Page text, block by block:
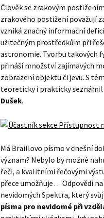
Člověk se zrakovým
zrakového postižení považují
vzniká značný informační
užitečným prostředkům při
astronomie. Tvorbu takových
přináší množství zajímavých
zobrazení objektu či jevu. S
teoreticky i prakticky seznámil
Dušek.
Má Braillovo písmo v dnešní
význam? Nebylo by možné
řeči, a kvalitními řečovými
přece umožňuje… Odpovědi
nevidomých Spektra, který
písma pro nevidomé při